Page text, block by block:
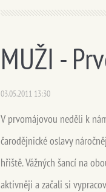
MUŽI -
03.05.2011 13:30
V prvomájovou neděli k
čarodějnické oslavy
hřiště. Vážných šancí na
aktivněji a začali si